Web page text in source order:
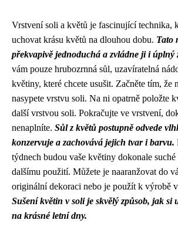
Vrstvení soli a květů je fascinující technika,
uchovat krásu květů na dlouhou dobu. Tato
překvapivě jednoduchá a zvládne ji i úplný
vám pouze hrubozrnná sůl, uzavíratelná
květiny, které chcete usušit. Začněte tím, že
nasypete vrstvu soli. Na ni opatrně položte
další vrstvou soli. Pokračujte ve vrstvení,
nenaplníte. Sůl z květů postupně odvede
konzervuje a zachovává jejich tvar i barvu.
týdnech budou vaše květiny dokonale
dalšímu použití. Můžete je naaranžovat do
originální dekoraci nebo je použít k výrobě
Sušení květin v soli je skvělý způsob, jak si
na krásné letní dny.